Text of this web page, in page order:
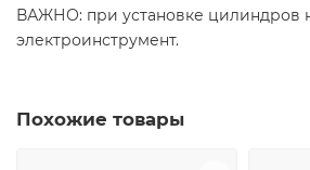
ВАЖНО: при установке цилиндров
электроинструмент.
Похожие товары